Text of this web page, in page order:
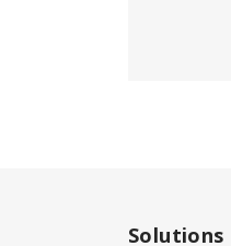
Solutions